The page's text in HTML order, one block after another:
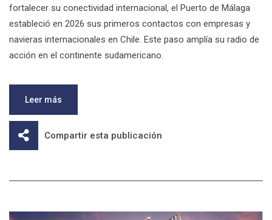
fortalecer su conectividad internacional, el Puerto de Málaga
estableció en 2026 sus primeros contactos con empresas y
navieras internacionales en Chile. Este paso amplía su radio de
acción en el continente sudamericano.
Leer más
Compartir esta publicación